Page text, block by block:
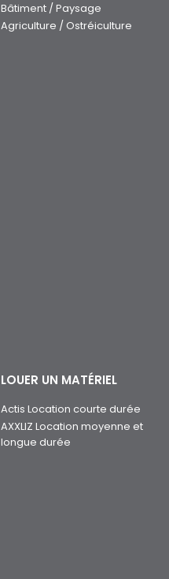
Bâtiment / Paysage
Agriculture / Ostréiculture
LOUER UN MATÉRIEL
Actis Location courte durée
AXXLIZ Location moyenne et
longue durée